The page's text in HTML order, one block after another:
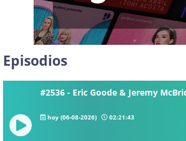
Episodios
#2536 - Eric Goode & Jeremy
hoy (06-08-2026) 02:21:43